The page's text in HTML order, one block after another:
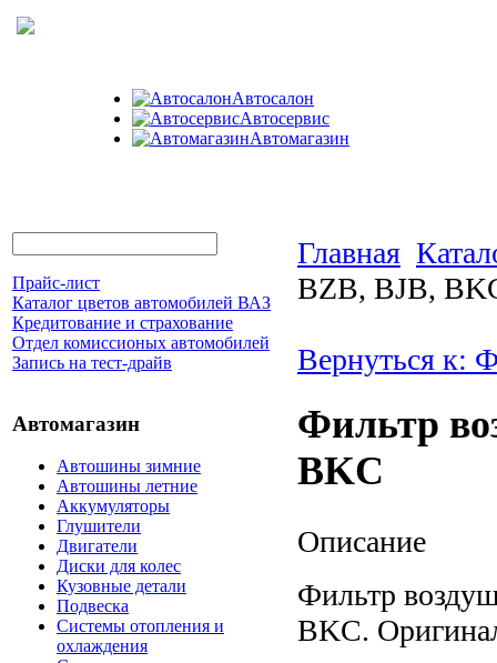
Автосалон
Автосервис
Автомагазин
Прайс-лист
Каталог цветов автомобилей ВАЗ
Кредитование и страхование
Отдел комиссионых автомобилей
Запись на тест-драйв
Автомагазин
Автошины зимние
Автошины летние
Аккумуляторы
Глушители
Двигатели
Диски для колес
Кузовные детали
Подвеска
Системы отопления и
охлаждения
Главная
BZB, BJB,
Вернуться к:
Фильтр
BKC
Описание
Фильтр
BKC.